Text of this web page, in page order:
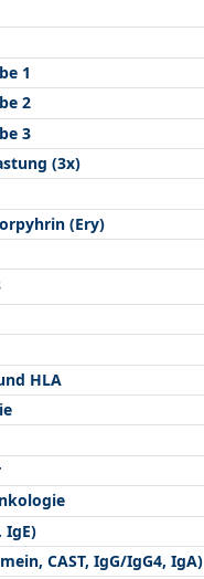
1
2
3
(3x)
(Ery)
HLA
IgE)
CAST, IgG/IgG4, IgA)